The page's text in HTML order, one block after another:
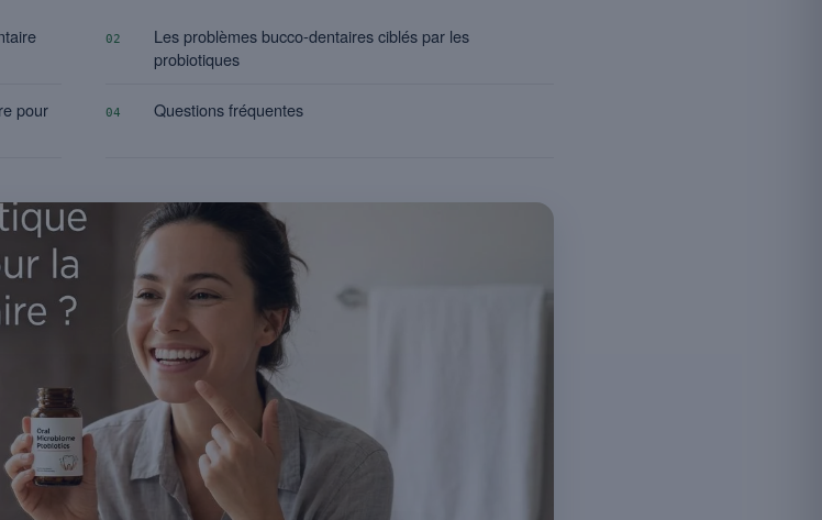
02
Les problèmes bucco-dentaires ciblés par les
probiotiques
pour
04 Questions fréquentes